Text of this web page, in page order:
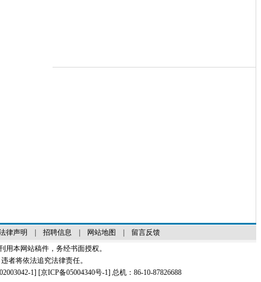
律声明 招聘信息 网站地图
留言反馈
本网站稿件，务经书面授权。
者将依法追究法律责任。
1] [京ICP备05004340号-1] 总机：86-10-87826688